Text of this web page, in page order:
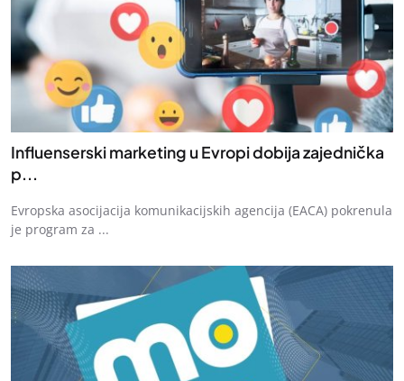
Influenserski marketing u Evropi dobija zajednička
p...
Evropska asocijacija komunikacijskih agencija (EACA) pokrenula
je program za ...